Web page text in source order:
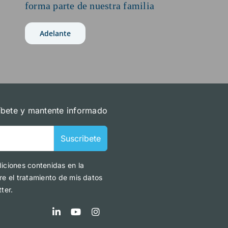
forma parte de nuestra familia
Adelante
y mantente informado
Suscribete
contenidas en la
el tratamiento de mis datos